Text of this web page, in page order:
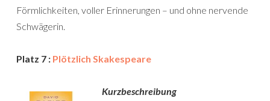
Förmlichkeiten, voller Erinnerungen – und ohne nervende
Schwägerin.
Platz 7 : Plötzlich Skakespeare
Kurzbeschreibung